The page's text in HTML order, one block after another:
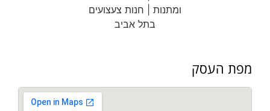
מפת העסק